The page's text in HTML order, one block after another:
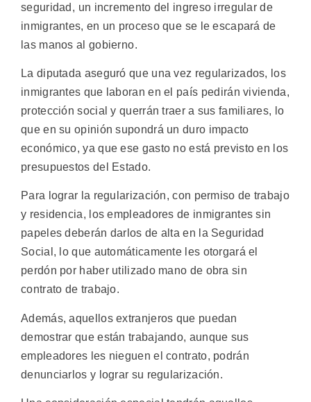
seguridad, un incremento del ingreso irregular de
inmigrantes, en un proceso que se le escapará de
las manos al gobierno.
La diputada aseguró que una vez regularizados, los
inmigrantes que laboran en el país pedirán vivienda,
protección social y querrán traer a sus familiares, lo
que en su opinión supondrá un duro impacto
económico, ya que ese gasto no está previsto en los
presupuestos del Estado.
Para lograr la regularización, con permiso de trabajo
y residencia, los empleadores de inmigrantes sin
papeles deberán darlos de alta en la Seguridad
Social, lo que automáticamente les otorgará el
perdón por haber utilizado mano de obra sin
contrato de trabajo.
Además, aquellos extranjeros que puedan
demostrar que están trabajando, aunque sus
empleadores les nieguen el contrato, podrán
denunciarlos y lograr su regularización.